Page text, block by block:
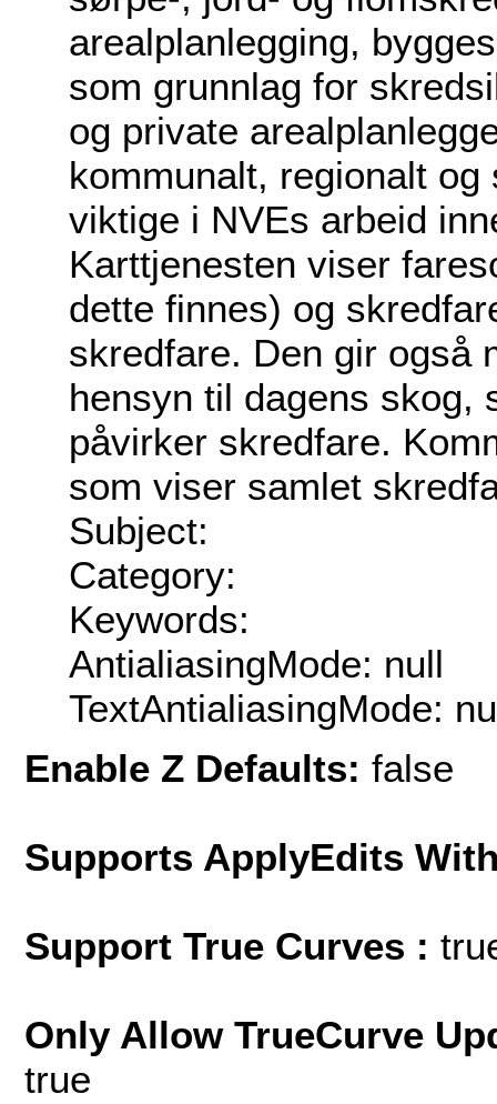
arealplanlegging,
som grunnlag for
og private
kommunalt, regionalt
viktige i NVEs arbeid
Karttjenesten viser
dette finnes) og
skredfare. Den gir også
hensyn til dagens skog,
påvirker skredfare.
som viser samlet
Subject:
Category:
Keywords:
AntialiasingMode: null
TextAntialiasingMode:
Enable Z Defaults: false
Supports ApplyEdits
Support True Curves :
Only Allow TrueCurve
true